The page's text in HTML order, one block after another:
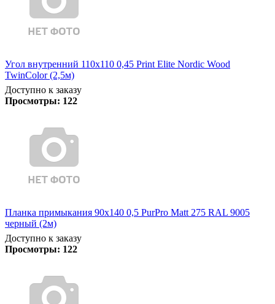
Угол внутренний 110х110 0,45 Print Elite Nordic Wood
TwinColor (2,5м)
Доступно к заказу
Просмотры: 122
Планка примыкания 90х140 0,5 PurPro Matt 275 RAL 9005
черный (2м)
Доступно к заказу
Просмотры: 122